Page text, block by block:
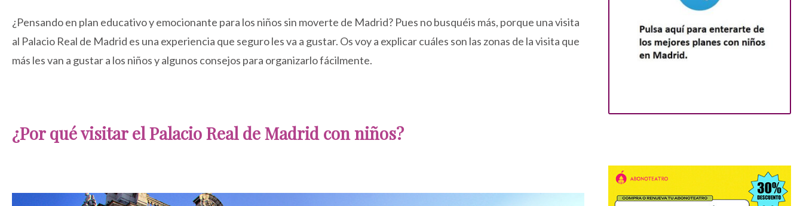
¿Pensando en plan educativo y emocionante para los niños sin moverte de Madrid? Pues no busquéis más, porque una visita
al Palacio Real de Madrid es una experiencia que seguro les va a gustar. Os voy a explicar cuáles son las zonas de la visita que
más les van a gustar a los niños y algunos consejos para organizarlo fácilmente.
¿Por qué visitar el Palacio Real de Madrid con niños?